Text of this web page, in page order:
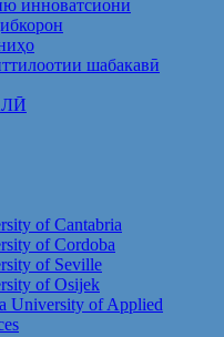
инноватсионӣ
шабакавӣ
of Cantabria
of Cordoba
of Seville
of Osijek
University of Applied